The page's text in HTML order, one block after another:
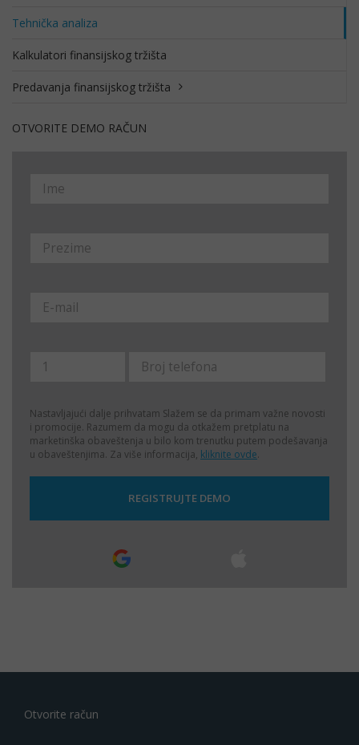
Tehnička analiza
Kalkulatori finansijskog tržišta
Predavanja finansijskog tržišta
OTVORITE DEMO RAČUN
Nastavljajući dalje prihvatam Slažem se da primam važne novosti
i promocije. Razumem da mogu da otkažem pretplatu na
marketinška obaveštenja u bilo kom trenutku putem podešavanja
u obaveštenjima. Za više informacija, kliknite ovde.
Otvorite račun